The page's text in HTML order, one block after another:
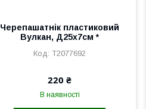
Черепашатнік пластиковий
Вулкан, Д25х7см *
T2077692
220 ₴
В наявності